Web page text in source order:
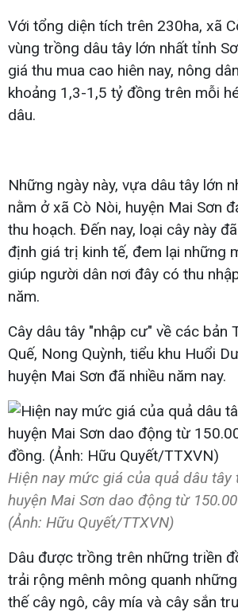
Với tổng diện tích trên 230ha, xã
vùng trồng dâu tây lớn nhất tỉnh
giá thu mua cao hiên nay, nông
khoảng 1,3-1,5 tỷ đồng trên mỗi
dâu.
Những ngày này, vựa dâu tây lớn
nằm ở xã Cò Nòi, huyện Mai Sơn
thu hoạch. Đến nay, loại cây này
định giá trị kinh tế, đem lại những
giúp người dân nơi đây có thu
năm.
Cây dâu tây "nhập cư" về các bản
Quế, Nong Quỳnh, tiểu khu Huổi
huyện Mai Sơn đã nhiều năm nay.
Hiện nay mức giá của quả dâu tây
huyện Mai Sơn dao động từ
(Ảnh: Hữu Quyết/TTXVN)
Dâu được trồng trên những triền
trải rộng mênh mông quanh
thế cây ngô, cây mía và cây sắn